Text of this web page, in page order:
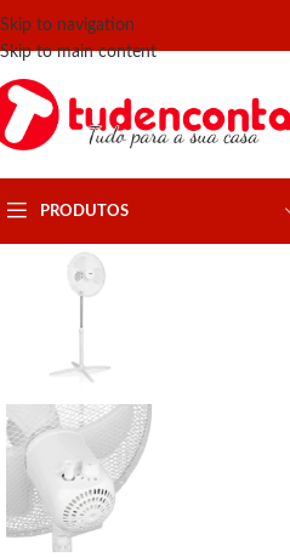
Skip to navigation
Skip to main content
PRODUTOS